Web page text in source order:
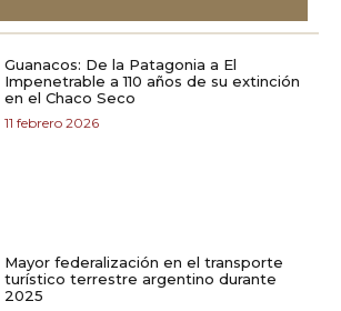
Guanacos: De la Patagonia a El
Impenetrable a 110 años de su extinción
en el Chaco Seco
11 febrero 2026
Mayor federalización en el transporte
turístico terrestre argentino durante
2025